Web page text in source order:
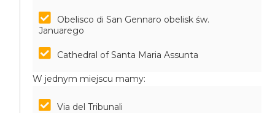
Obelisco di San Gennaro obelisk św.
Januarego
Cathedral of Santa Maria Assunta
W jednym miejscu mamy:
Via del Tribunali